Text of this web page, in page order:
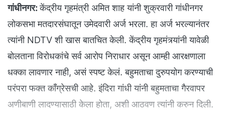
गांधीनगर: केंद्रीय गृहमंत्री अमित शाह यांनी शुक्रवारी गांधीनगर
लोकसभा मतदारसंघातून उमेदवारी अर्ज भरला. हा अर्ज भरल्यानंतर
त्यांनी NDTV शी खास बातचित केली. केंद्रीय गृहमंत्र्यांनी यावेळी
बोलताना विरोधकांचे सर्व आरोप निराधार असून आम्ही आरक्षणाला
धक्का लावणार नाही, असं स्पष्ट केलं. बहुमताचा दुरुपयोग करण्याची
परंपरा फक्त काँग्रेसची आहे. इंदिरा गांधी यांनी बहुमताचा गैरवापर
अणीबाणी लादण्यासाठी केला होता, अशी आठवण त्यांनी करुन दिली.